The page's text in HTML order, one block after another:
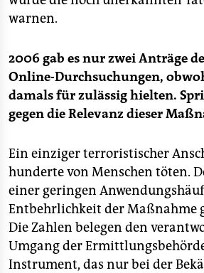
warnen.
2006 gab es nur zwei Anträge
Online-Durchsuchungen,
damals für zulässig hielten.
gegen die Relevanz dieser
Ein einziger terroristischer
hunderte von Menschen töten.
einer geringen
Entbehrlichkeit der Maßnahme
Die Zahlen belegen den
Umgang der
Instrument, das nur bei der